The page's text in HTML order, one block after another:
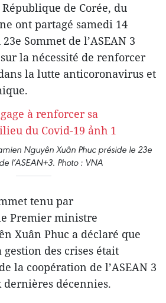
République de Corée, du
ont partagé samedi 14
Sommet de l’ASEAN 3
la nécessité de renforcer
la lutte anticoronavirus et
Nguyên Xuân Phuc préside le 23e
l’ASEAN+3. Photo : VNA
tenu par
Premier ministre
Xuân Phuc a déclaré que
gestion des crises était
la coopération de l’ASEAN 3
dernières décennies.